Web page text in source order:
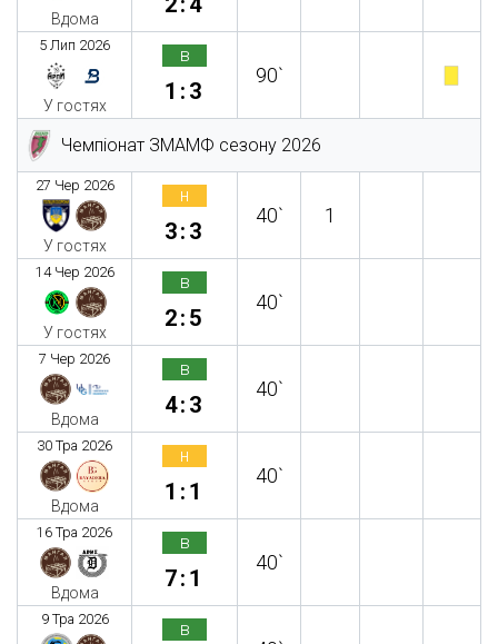
Вдома
5 Лип 2026
У гостях
в
1:3
90`
Чемпіонат ЗМАМФ сезону 2026
27 Чер 2026
У гостях
н
3:3
40` 1
14 Чер 2026
У гостях
в
2:5
40`
7 Чер 2026
Вдома
в
4:3
40`
30 Тра 2026
Вдома
н
1:1
40`
16 Тра 2026
Вдома
в
7:1
40`
9 Тра 2026 в